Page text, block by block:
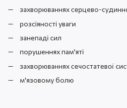
захворюваннях серцево-
розсіяності уваги
занепаді сил
порушеннях пам'яті
захворюваннях сечостатевої
м'язовому болю